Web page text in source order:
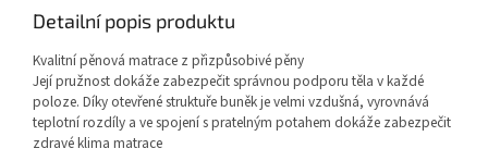
Detailní popis produktu
Kvalitní pěnová matrace z přizpůsobivé pěny
Její pružnost dokáže zabezpečit správnou podporu těla v každé
poloze. Díky otevřené struktuře buněk je velmi vzdušná, vyrovnává
teplotní rozdíly a ve spojení s pratelným potahem dokáže zabezpečit
zdravé klima matrace